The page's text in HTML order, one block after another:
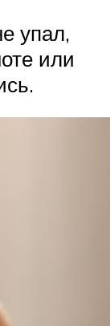
упал,
или